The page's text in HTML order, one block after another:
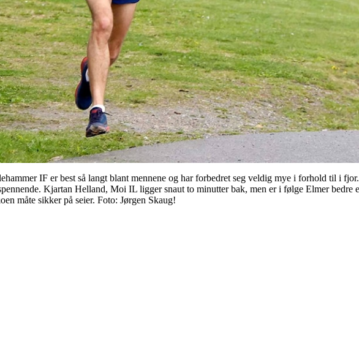
IF er best så langt blant mennene og har forbedret seg veldig mye i forhold til i
Kjartan Helland, Moi IL ligger snaut to minutter bak, men er i følge Elmer bedre
måte sikker på seier. Foto: Jørgen Skaug!